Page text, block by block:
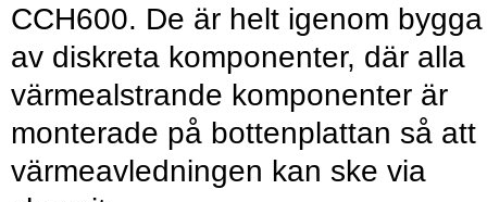
CCH600. De är helt igenom bygga
av diskreta komponenter, där alla
värmealstrande komponenter är
monterade på bottenplattan så att
värmeavledningen kan ske via